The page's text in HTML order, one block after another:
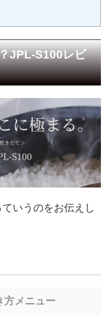
JPL-S100レビ
いうのをお伝えし
方メニュー